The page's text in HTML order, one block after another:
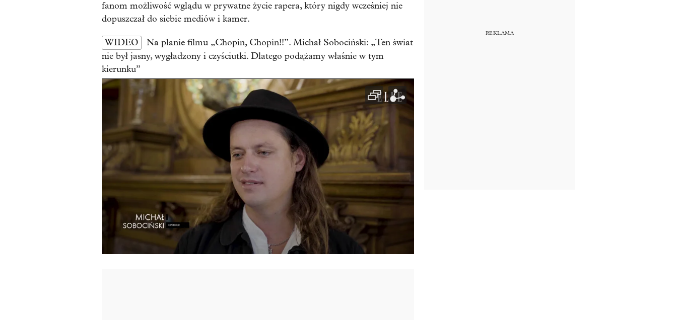
fanom możliwość wglądu w prywatne życie rapera, który nigdy wcześniej nie
dopuszczał do siebie mediów i kamer.
WIDEO
Na planie filmu „Chopin, Chopin!!”. Michał Sobociński: „Ten świat
nie był jasny, wygładzony i czyściutki. Dlatego podążamy właśnie w tym
kierunku”